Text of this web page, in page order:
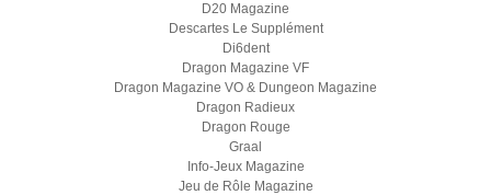
D20 Magazine
Descartes Le Supplément
Di6dent
Dragon Magazine VF
Dragon Magazine VO & Dungeon Magazine
Dragon Radieux
Dragon Rouge
Graal
Info-Jeux Magazine
Jeu de Rôle Magazine